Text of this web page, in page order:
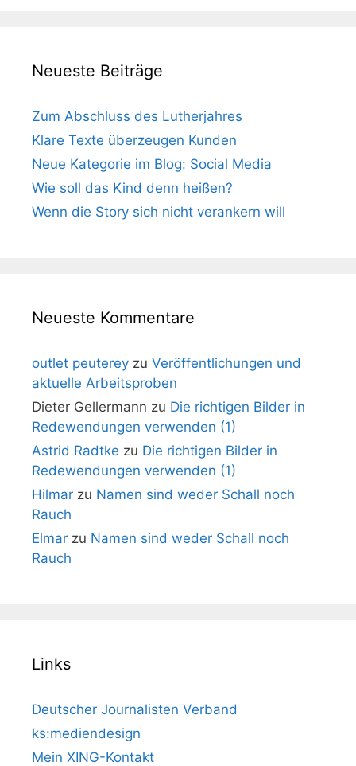
Neueste Beiträge
Zum Abschluss des Lutherjahres
Klare Texte überzeugen Kunden
Neue Kategorie im Blog: Social Media
Wie soll das Kind denn heißen?
Wenn die Story sich nicht verankern will
Neueste Kommentare
outlet peuterey zu Veröffentlichungen und
aktuelle Arbeitsproben
Dieter Gellermann zu Die richtigen Bilder in
Redewendungen verwenden (1)
Astrid Radtke zu Die richtigen Bilder in
Redewendungen verwenden (1)
Hilmar zu Namen sind weder Schall noch
Rauch
Elmar zu Namen sind weder Schall noch
Rauch
Links
Deutscher Journalisten Verband
ks:mediendesign
Mein XING-Kontakt